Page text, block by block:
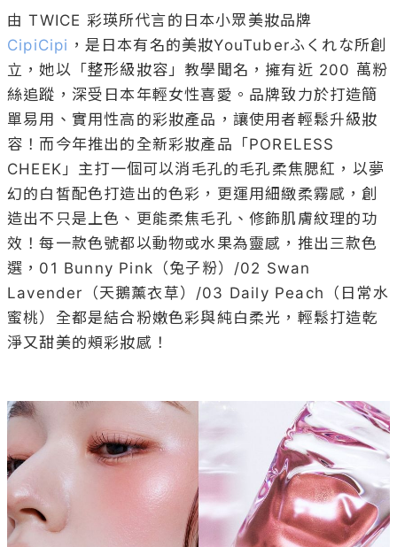
CipiCipi ，是日本有名的美妝YouTuberふくれな所創
立，她以「整形級妝容」教學聞名，擁有近 200 萬粉
絲追蹤，深受日本年輕女性喜愛。品牌致力於打造簡
單易用、實用性高的彩妝產品，讓使用者輕鬆升級妝
容！而今年推出的全新彩妝產品「PORELESS
CHEEK」主打一個可以消毛孔的毛孔柔焦腮紅，以夢
幻的白皙配色打造出的色彩，更運用細緻柔霧感，創
造出不只是上色、更能柔焦毛孔、修飾肌膚紋理的功
效！每一款色號都以動物或水果為靈感，推出三款色
選，01 Bunny Pink（兔子粉）/02 Swan
Lavender（天鵝薰衣草）/03 Daily Peach（日常水
蜜桃）全都是結合粉嫩色彩與純白柔光，輕鬆打造乾
淨又甜美的頰彩妝感！